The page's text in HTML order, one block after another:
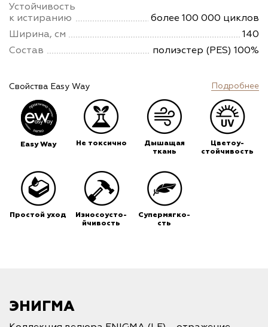
Устойчивость
к истиранию
более 100 000 циклов
Ширина, см
140
Состав
полиэстер (PES) 100%
Свойства Easy Way Подробнее
Easy Way Не токсично
Дышащая
ткань
Цветоу-
стойчивость
Простой уход
Износоусто-
йчивость
Супермягко-
сть
ЭНИГМА